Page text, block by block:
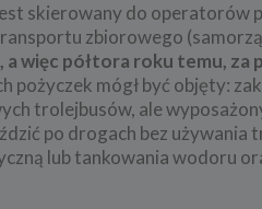
skierowany do operatorów
zbiorowego
a więc półtora roku temu,
mógł być objęty:
trolejbusów, ale
po drogach bez używania
lub tankowania wodoru